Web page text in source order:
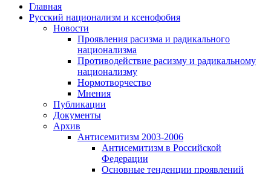
Главная
Русский национализм и ксенофобия
Новости
Проявления расизма и радикального
национализма
Противодействие расизму и радикальному
национализму
Нормотворчество
Мнения
Публикации
Документы
Архив
Антисемитизм 2003-2006
Антисемитизм в Российской
Федерации
Основные тенденции проявлений